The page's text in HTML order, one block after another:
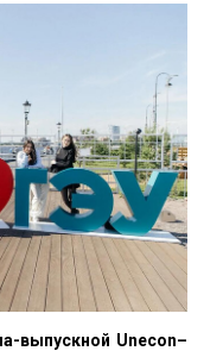
выпускной Unecon–